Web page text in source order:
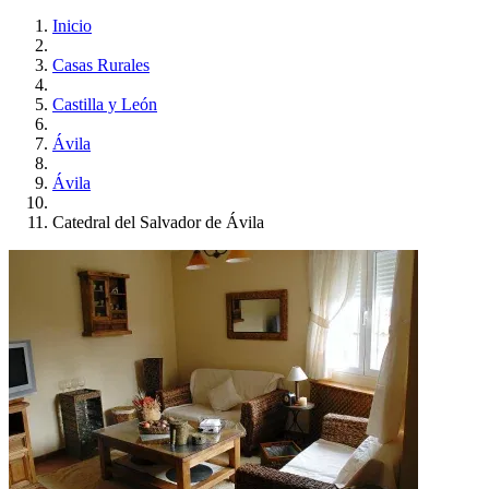
Inicio
Casas Rurales
Castilla y León
Ávila
Ávila
Catedral del Salvador de Ávila